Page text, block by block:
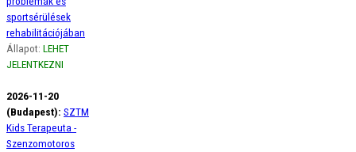
sportsérülések
rehabilitációjában
Állapot: LEHET
JELENTKEZNI
2026-11-20
(Budapest): SZTM
Kids Terapeuta -
Szenzomotoros